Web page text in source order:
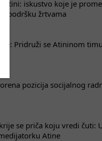
Atini: iskustvo koje je
podršku žrtvama
Pridruži se Atininom
pozicija socijalnog
se priča koju vredi čuti:
Atine